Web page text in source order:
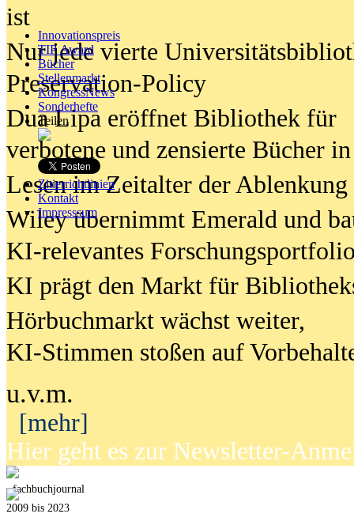
Innovationspreis
TIP Award
Bücher
Stellenmarkt
KongressNews
Sonderhefte
Teilen
Zitierrichtlinien
Kontakt
Impresssum
ist
Nur jede vierte
Preservation-Policy
Dua Lipa eröffnet Bibliothek für
verbotene und zensierte Bücher
Lesen im Zeitalter der Ablenkung
Wiley übernimmt Emerald und
KI-relevantes
KI prägt den Markt für
Hörbuchmarkt wächst weiter,
KI-Stimmen stoßen auf
u.v.m.
[mehr]
Hier geht es zur Newsletter-
fachbuchjournal
2009 bis 2023